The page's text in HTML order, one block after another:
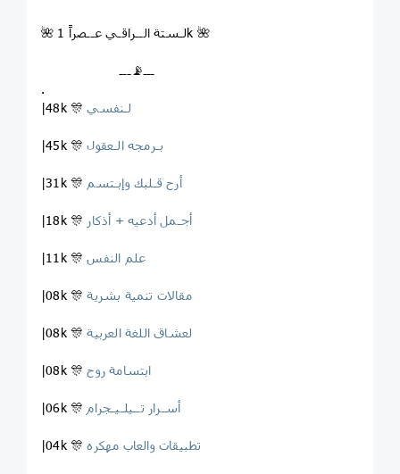
🌺 لـستة الــراقـي عــصراً 1k 🌺
ـــ📡ـــ
.
|48k 🎊لـنفسي
|45k 🎊بـرمجه الـعقول
|31k 🎊 أرح قـلبك وإبـتسم
|18k 🎊 أجـمل أدعيه + أذكار
|11k 🎊علم النفس
|08k 🎊مقالات تنمية بشرية
|08k 🎊لعشاق اللغة العربية
|08k 🎊ابتسامة روح
|06k 🎊 أسـرار تــيلـيـجرام
|04k 🎊تطبيقات والعاب مهكره